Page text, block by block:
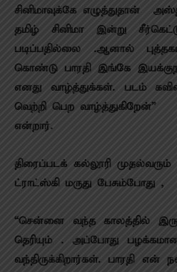
சினிமாவுக்கே எழுத்துதான்
தமிழ் சினிமா இன்று
படிப்பதில்லை .ஆனால்
கொண்டு பாரதி இங்கே
எனது வாழ்த்துக்கள். படம்
வெற்றி பெற வாழ்த்துகிறேன்”
என்றார்.
திரைப்படக் கல்லூரி
ட்ராட்ஸ்கி மருது பேசும்போது ,
“சென்னை வந்த காலத்தில்
தெரியும் . அப்போது
வந்திருக்கிறார்கள். பாரதி